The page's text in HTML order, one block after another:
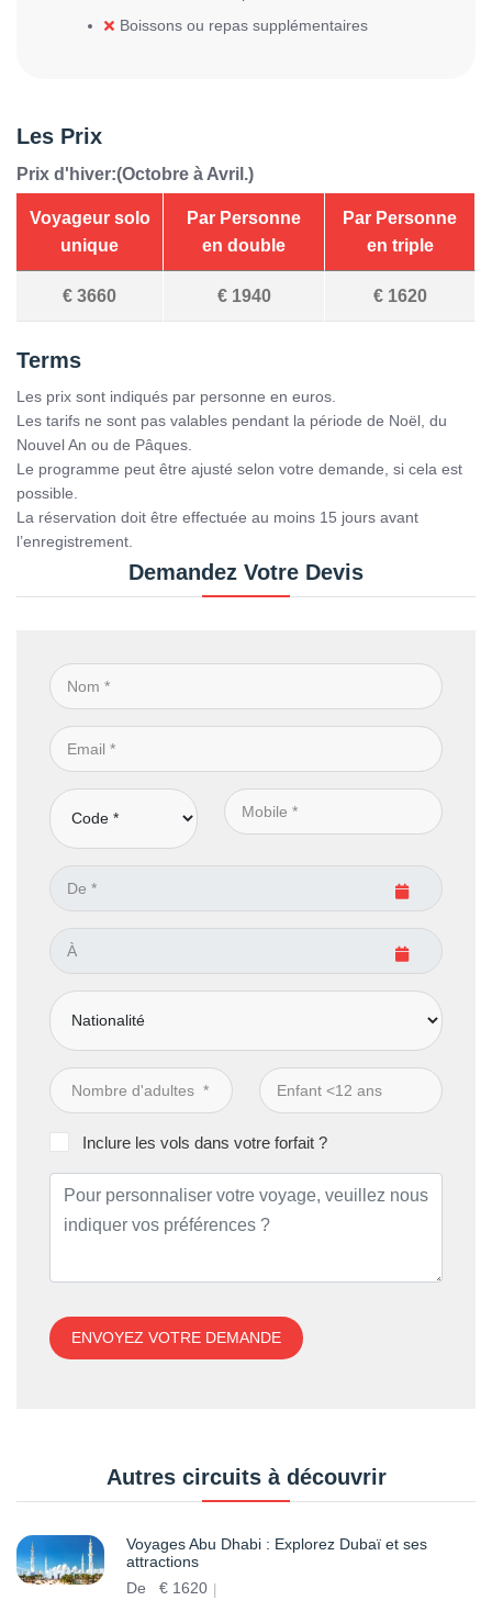
Boissons ou repas supplémentaires
Les Prix
Prix d'hiver:(Octobre à Avril.)
Voyageur solo
unique
Par Personne
en double
Par Personne
en triple
€ 3660 € 1940 € 1620
Terms
Les prix sont indiqués par personne en euros.
Les tarifs ne sont pas valables pendant la période de Noël, du
Nouvel An ou de Pâques.
Le programme peut être ajusté selon votre demande, si cela est
possible.
La réservation doit être effectuée au moins 15 jours avant
l’enregistrement.
Demandez Votre Devis
Inclure les vols dans votre forfait ?
ENVOYEZ VOTRE DEMANDE
Autres circuits à découvrir
Voyages Abu Dhabi : Explorez Dubaï et ses
attractions
De
€ 1620